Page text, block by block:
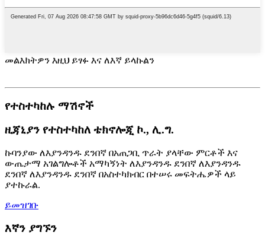
መልእክትዎን እዚህ ይፃፉ እና ለእኛ ይላኩልን
የተስተካከሉ ማሽኖች
ዚጃኒያን የተስተካከለ ቴክኖሎጂ ኮ., ሊ.ግ.
ኩባንያው ለእያንዳንዱ ደንበኛ በአጠጋቢ ጥራት ያላቸው ምርቶች እና
ውጤታማ አገልግሎቶች አማካኝነት ለእያንዳንዱ ደንበኛ ለእያንዳንዱ
ደንበኛ ለእያንዳንዱ ደንበኛ በአስተካክብር በተሠሩ መፍትሔዎች ላይ
ያተኩራል.
ይመዝገቡ
እኛን ያግኙን